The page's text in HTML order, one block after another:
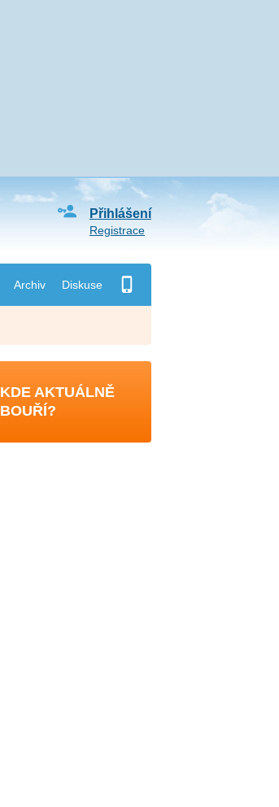
Archiv Diskuse
Přihlášení
Registrace
KDE AKTUÁLNĚ
BOUŘÍ?